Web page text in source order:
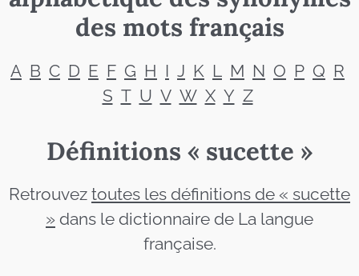
des mots français
A B C D E F G H I J K L M N O P Q R
S T U V W X Y Z
Définitions « sucette »
Retrouvez toutes les définitions de « sucette
» dans le dictionnaire de La langue
française.